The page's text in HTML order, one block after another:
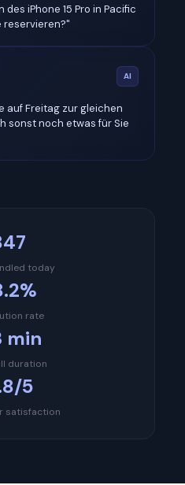
iPhone 15 Pro in Pacific
reservieren?"
AI
auf Freitag zur gleichen
sonst noch etwas für Sie
today
rate
min
duration
5
satisfaction